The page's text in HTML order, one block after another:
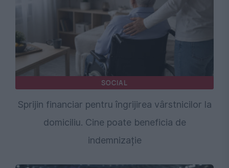
SOCIAL
Sprijin financiar pentru îngrijirea vârstnicilor la
domiciliu. Cine poate beneficia de
indemnizație